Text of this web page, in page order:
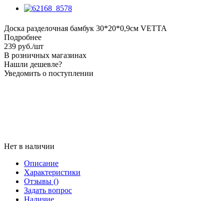
Доска разделочная бамбук 30*20*0,9см VETTA
Подробнее
239 руб./шт
В розничных магазинах
Нашли дешевле?
Уведомить о поступлении
Нет в наличии
Описание
Характеристики
Отзывы ()
Задать вопрос